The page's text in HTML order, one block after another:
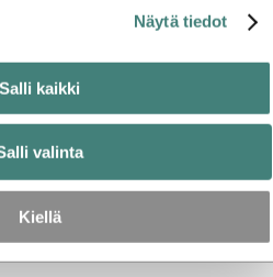
Näytä tiedot
Salli kaikki
valinta
Kiellä